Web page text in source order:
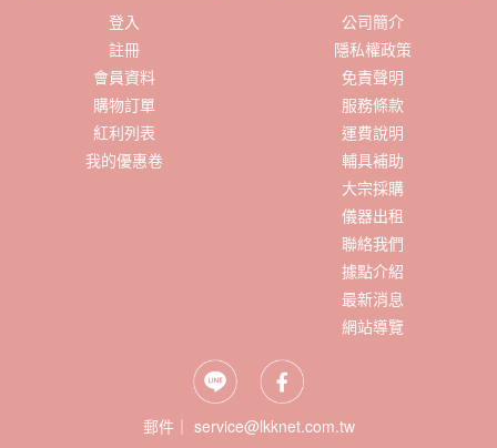
登入
註冊
會員資料
購物訂單
紅利列表
我的優惠卷
公司簡介
隱私權政策
免責聲明
服務條款
運費說明
輔具補助
大宗採購
儀器出租
聯絡我們
據點介紹
最新消息
網站導覽
郵件｜ service@lkknet.com.tw